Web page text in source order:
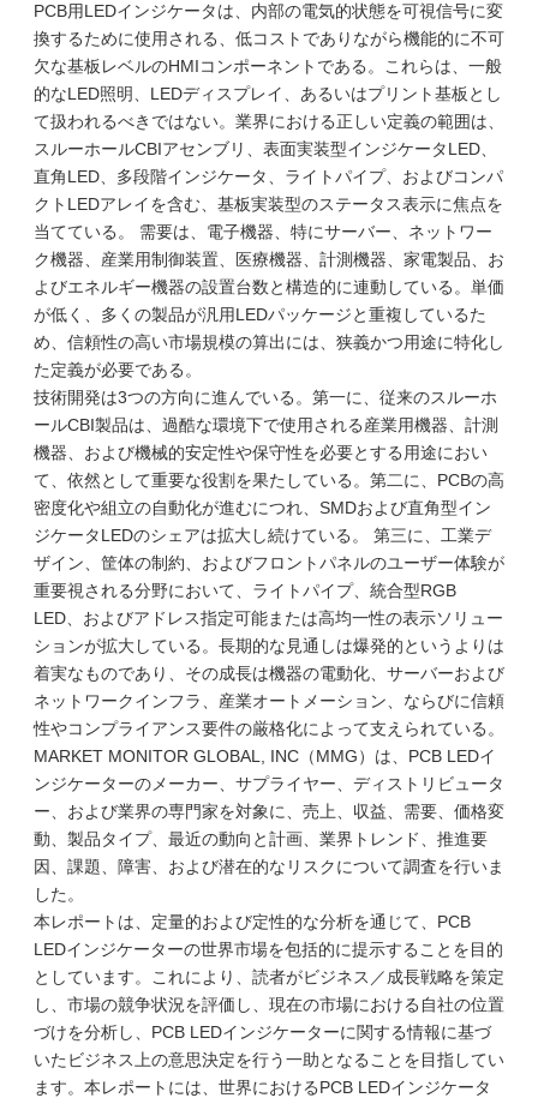
PCB用LEDインジケータは、内部の電気的状態を可視信号に変
換するために使用される、低コストでありながら機能的に不可
欠な基板レベルのHMIコンポーネントである。これらは、一般
的なLED照明、LEDディスプレイ、あるいはプリント基板とし
て扱われるべきではない。業界における正しい定義の範囲は、
スルーホールCBIアセンブリ、表面実装型インジケータLED、
直角LED、多段階インジケータ、ライトパイプ、およびコンパ
クトLEDアレイを含む、基板実装型のステータス表示に焦点を
当てている。 需要は、電子機器、特にサーバー、ネットワー
ク機器、産業用制御装置、医療機器、計測機器、家電製品、お
よびエネルギー機器の設置台数と構造的に連動している。単価
が低く、多くの製品が汎用LEDパッケージと重複しているた
め、信頼性の高い市場規模の算出には、狭義かつ用途に特化し
た定義が必要である。
技術開発は3つの方向に進んでいる。第一に、従来のスルーホ
ールCBI製品は、過酷な環境下で使用される産業用機器、計測
機器、および機械的安定性や保守性を必要とする用途におい
て、依然として重要な役割を果たしている。第二に、PCBの高
密度化や組立の自動化が進むにつれ、SMDおよび直角型イン
ジケータLEDのシェアは拡大し続けている。 第三に、工業デ
ザイン、筐体の制約、およびフロントパネルのユーザー体験が
重要視される分野において、ライトパイプ、統合型RGB
LED、およびアドレス指定可能または高均一性の表示ソリュー
ションが拡大している。長期的な見通しは爆発的というよりは
着実なものであり、その成長は機器の電動化、サーバーおよび
ネットワークインフラ、産業オートメーション、ならびに信頼
性やコンプライアンス要件の厳格化によって支えられている。
MARKET MONITOR GLOBAL, INC（MMG）は、PCB LEDイ
ンジケーターのメーカー、サプライヤー、ディストリビュータ
ー、および業界の専門家を対象に、売上、収益、需要、価格変
動、製品タイプ、最近の動向と計画、業界トレンド、推進要
因、課題、障害、および潜在的なリスクについて調査を行いま
した。
本レポートは、定量的および定性的な分析を通じて、PCB
LEDインジケーターの世界市場を包括的に提示することを目的
としています。これにより、読者がビジネス／成長戦略を策定
し、市場の競争状況を評価し、現在の市場における自社の位置
づけを分析し、PCB LEDインジケーターに関する情報に基づ
いたビジネス上の意思決定を行う一助となることを目指してい
ます。本レポートには、世界におけるPCB LEDインジケータ